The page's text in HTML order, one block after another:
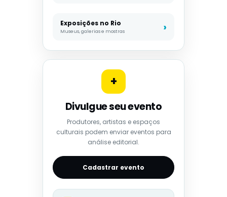
Exposições no Rio
Museus, galerias e mostras
+
Divulgue seu evento
Produtores, artistas e espaços
culturais podem enviar eventos para
análise editorial.
Cadastrar evento